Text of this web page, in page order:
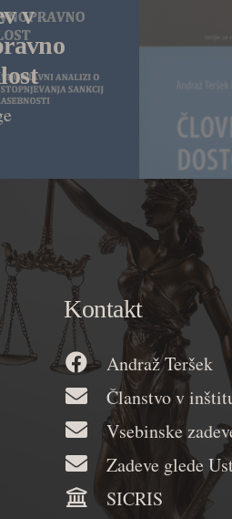
v
Kontakt
Andraž Teršek
Članstvo v
Vsebinske
Zadeve glede
SICRIS